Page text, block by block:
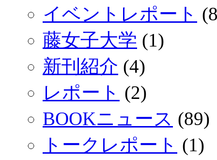
イベントレポート
藤女子大学 (1)
新刊紹介 (4)
レポート (2)
BOOKニュース (89)
トークレポート (1)